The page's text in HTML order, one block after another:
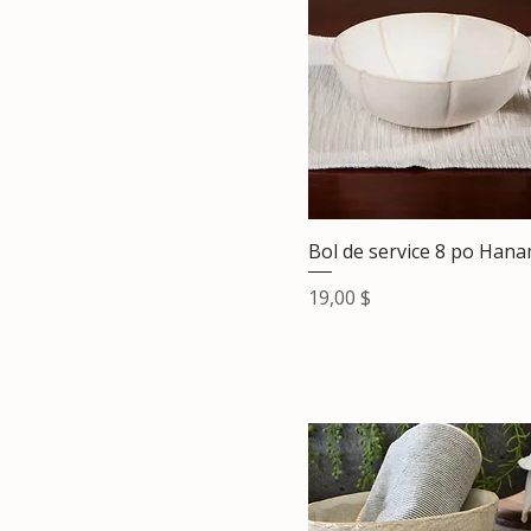
Bol de service 8 po
Prix
19,00 $